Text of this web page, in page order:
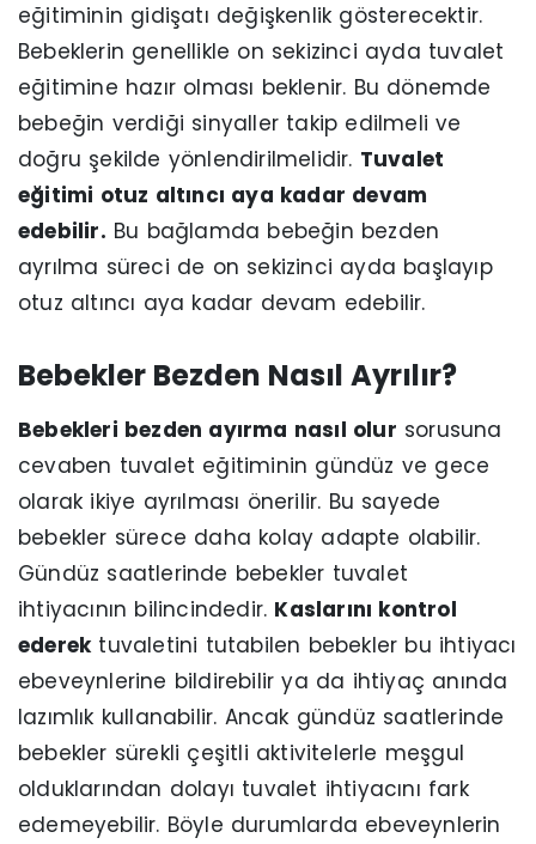
eğitiminin gidişatı değişkenlik gösterecektir.
Bebeklerin genellikle on sekizinci ayda tuvalet
eğitimine hazır olması beklenir. Bu dönemde
bebeğin verdiği sinyaller takip edilmeli ve
doğru şekilde yönlendirilmelidir. Tuvalet
eğitimi otuz altıncı aya kadar devam
edebilir. Bu bağlamda bebeğin bezden
ayrılma süreci de on sekizinci ayda başlayıp
otuz altıncı aya kadar devam edebilir.
Bebekler Bezden Nasıl Ayrılır?
Bebekleri bezden ayırma nasıl olur sorusuna
cevaben tuvalet eğitiminin gündüz ve gece
olarak ikiye ayrılması önerilir. Bu sayede
bebekler sürece daha kolay adapte olabilir.
Gündüz saatlerinde bebekler tuvalet
ihtiyacının bilincindedir. Kaslarını kontrol
ederektuvaletini tutabilen bebekler bu ihtiyacı
ebeveynlerine bildirebilir ya da ihtiyaç anında
lazımlık kullanabilir. Ancak gündüz saatlerinde
bebekler sürekli çeşitli aktivitelerle meşgul
olduklarından dolayı tuvalet ihtiyacını fark
edemeyebilir. Böyle durumlarda ebeveynlerin